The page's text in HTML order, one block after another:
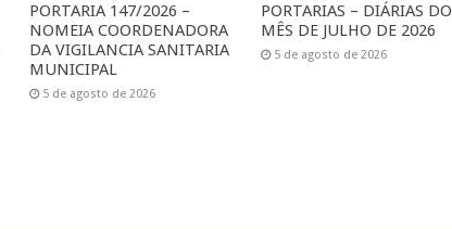
PORTARIA 147/2026 –
NOMEIA COORDENADORA
DA VIGILANCIA SANITARIA
MUNICIPAL
5 de agosto de 2026
PORTARIAS – DIÁRIAS DO
MÊS DE JULHO DE 2026
5 de agosto de 2026